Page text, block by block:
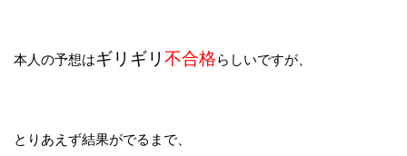
本人の予想はギリギリ 不合格らしいですが、
とりあえず結果がでるまで、